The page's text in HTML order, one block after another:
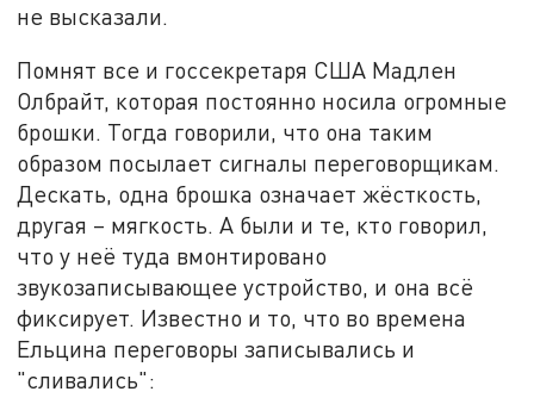
не высказали.
Помнят все и госсекретаря США Мадлен
Олбрайт, которая постоянно носила огромные
брошки. Тогда говорили, что она таким
образом посылает сигналы переговорщикам.
Дескать, одна брошка означает жёсткость,
другая – мягкость. А были и те, кто говорил,
что у неё туда вмонтировано
звукозаписывающее устройство, и она всё
фиксирует. Известно и то, что во времена
Ельцина переговоры записывались и
"сливались":